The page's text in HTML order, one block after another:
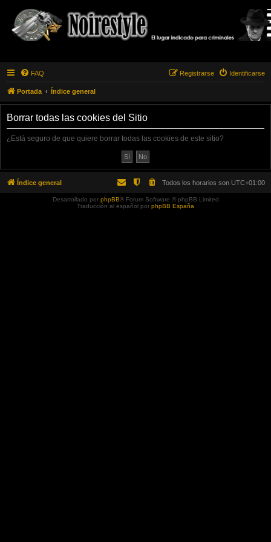
FAQ Identificarse
Registrarse
Portada Índice general
Borrar todas las cookies del Sitio
¿Está seguro de que quiere borrar todas las cookies de este sitio?
Índice general Todos los horarios son UTC+01:00
Desarrollado por phpBB® Forum Software © phpBB Limited
Traducción al español por phpBB España